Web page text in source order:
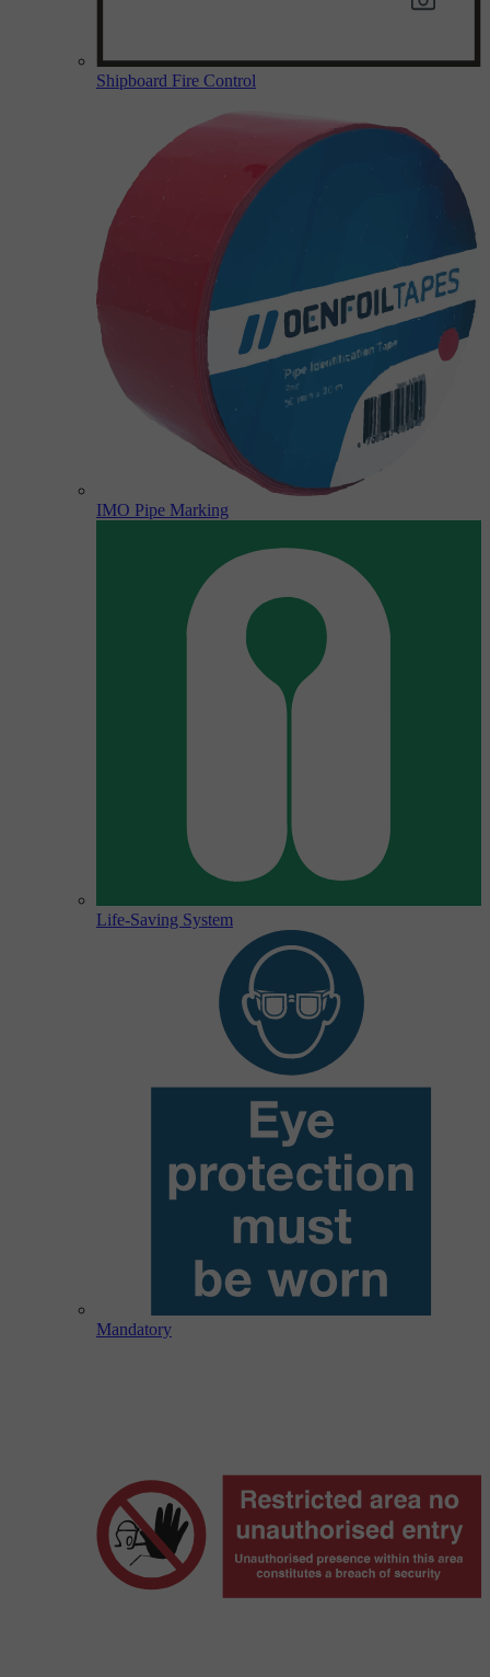
Shipboard Fire Control
IMO Pipe Marking
Life-Saving System
Mandatory